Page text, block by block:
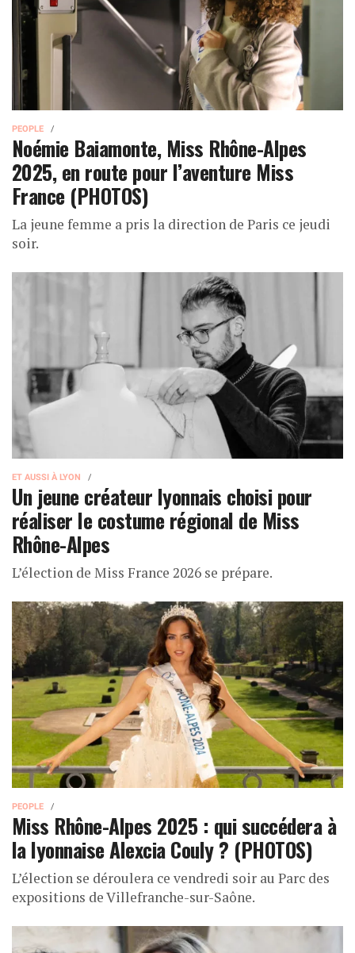
PEOPLE
Noémie Baiamonte, Miss Rhône-Alpes
2025, en route pour l’aventure Miss
France (PHOTOS)
La jeune femme a pris la direction de Paris ce jeudi
soir.
ET AUSSI À LYON
Un jeune créateur lyonnais choisi pour
réaliser le costume régional de Miss
Rhône-Alpes
L’élection de Miss France 2026 se prépare.
PEOPLE
Miss Rhône-Alpes 2025 : qui succédera à
la lyonnaise Alexcia Couly ? (PHOTOS)
L’élection se déroulera ce vendredi soir au Parc des
expositions de Villefranche-sur-Saône.